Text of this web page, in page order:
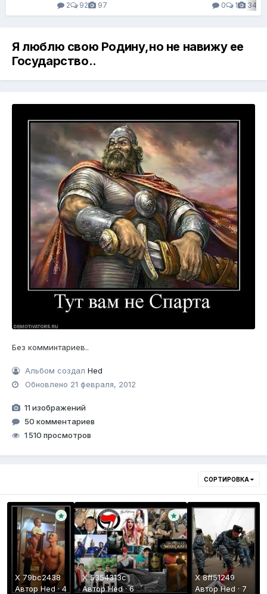
2
92 97
0
1 34
Я люблю свою Родину,но не навижу ее
Государство..
Без комминтариев..
Альбом создалHed
Обновлено 21 февраля, 2012
11 изображений
50 комментариев
1 510 просмотров
СОРТИРОВКА
X 79bc2438
Автор Hed·4
X 5354313c
АвторHed·6
X 8ff51249
АвторHed · 7